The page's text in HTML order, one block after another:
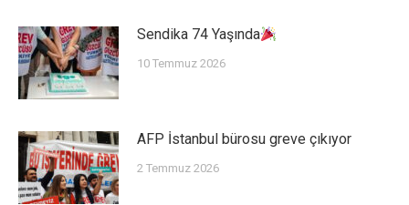
Sendika 74 Yaşında
10 Temmuz 2026
AFP İstanbul bürosu greve çıkıyor
2 Temmuz 2026